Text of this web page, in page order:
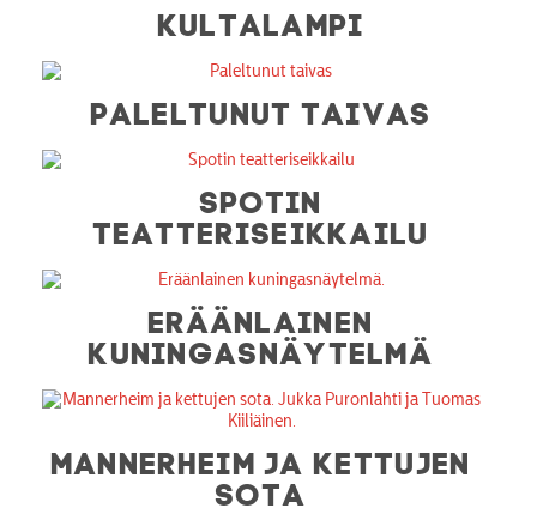
KULTALAMPI
PALELTUNUT TAIVAS
SPOTIN
TEATTERISEIKKAILU
ERÄÄNLAINEN
KUNINGASNÄYTELMÄ
MANNERHEIM JA KETTUJEN
SOTA